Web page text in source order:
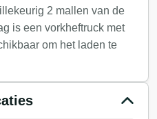
2 mallen van de
is een vorkheftruck met
om het laden te